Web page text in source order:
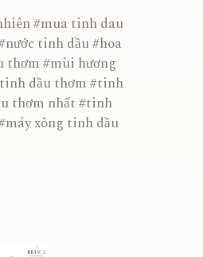
#mua tinh dau
tinh dầu #hoa
thơm #mùi hương
dầu thơm #tinh
thơm nhất #tinh
xông tinh dầu